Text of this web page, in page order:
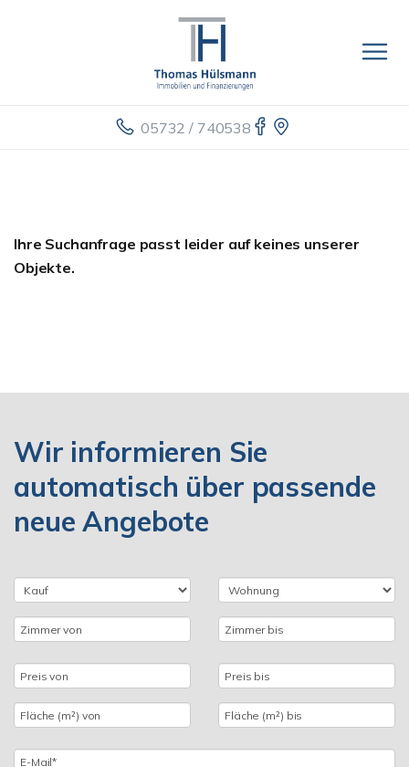
05732 / 740538
Ihre Suchanfrage passt leider auf keines unserer
Objekte.
Wir informieren Sie
automatisch über passende
neue Angebote